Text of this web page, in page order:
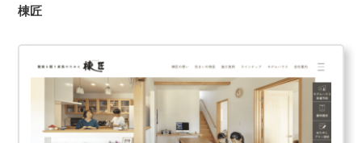
住宅を手にすることができたのでとても満足してい
ます。 自由設計の方針を掲げている通り、どのよう
な要望に対しても真摯な対応で向き合ってくれまし
たし、予算を上回らないようにじっくりと話し合う
います。ほ
さんと話を
り、それを
た。ただ、
ることにな
棟匠